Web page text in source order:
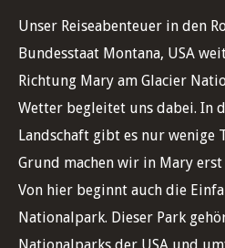
Unser Reiseabenteuer in den
Bundesstaat Montana, USA
Richtung Mary am Glacier
Wetter begleitet uns dabei. In
Landschaft gibt es nur wenige
Grund machen wir in Mary
Von hier beginnt auch die
Nationalpark. Dieser Park
Nationalparks der USA und